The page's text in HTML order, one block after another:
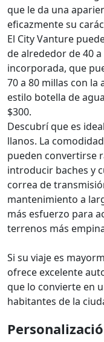
que le da una
eficazmente su
El City Vanture
de alrededor de 40
incorporada, que
70 a 80 millas con
estilo botella de
$300.
Descubrí que es
llanos. La
pueden convertirse
introducir baches y
correa de
mantenimiento a
más esfuerzo para
terrenos más
Si su viaje es
ofrece excelente
que lo convierte en
habitantes de la